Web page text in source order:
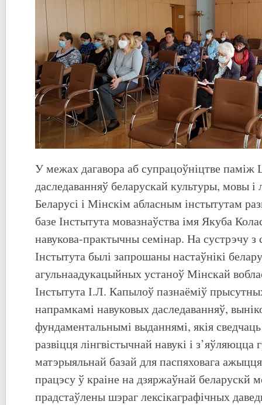
У межах дагавора аб супрацоўніцтве паміж
даследаванняў беларускай культуры, мовы
Беларусі і Мінскім абласным інстытутам
базе Інстытута мовазнаўства імя Якуба
навукова-практычны семінар. На сустрэчу з
Інстытута былі запрошаны настаўнікі
агульнаадукацыйных устаноў Мінскай
Інстытута І.Л. Капылоў пазнаёміў
напрамкамі навуковых даследаванняў,
фундаментальнымі выданнямі, якія
развіцця лінгвістычнай навукі і з’яўляюцца
матэрыяльнай базай для паспяховага
працэсу ў краіне на дзяржаўнай беларускй
прадстаўлены шэраг лексікаграфічных